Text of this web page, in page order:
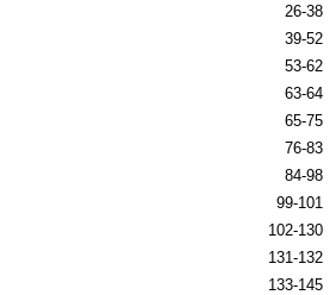
26-38
39-52
53-62
63-64
65-75
76-83
84-98
99-101
102-130
131-132
133-145